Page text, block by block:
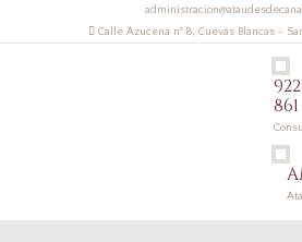
Calle Azucena nº 8, Cuevas Blancas -
861